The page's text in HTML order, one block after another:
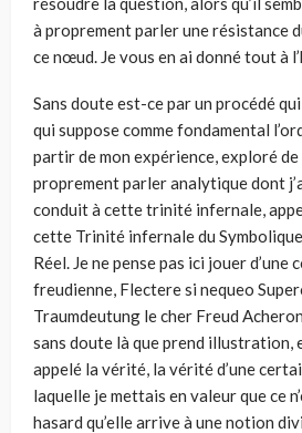
à proprement parler une résistance
ce nœud. Je vous en ai donné tout à
Sans doute est-ce par un procédé
qui suppose comme fondamental
partir de mon expérience, exploré de
proprement parler analytique dont
conduit à cette trinité infernale,
cette Trinité infernale du
Réel. Je ne pense pas ici jouer d’une
freudienne, Flectere si nequeo
Traumdeutung le cher Freud
sans doute là que prend illustration,
appelé la vérité, la vérité d’une
laquelle je mettais en valeur que ce
hasard qu’elle arrive à une notion